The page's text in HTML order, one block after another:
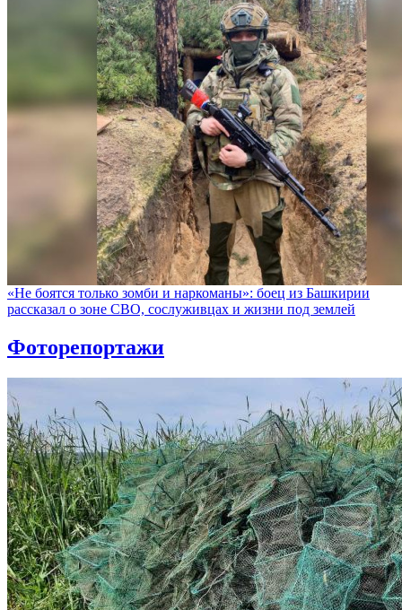
«Не боятся только зомби и наркоманы»: боец из Башкирии
рассказал о зоне СВО, сослуживцах и жизни под землей
Фоторепортажи